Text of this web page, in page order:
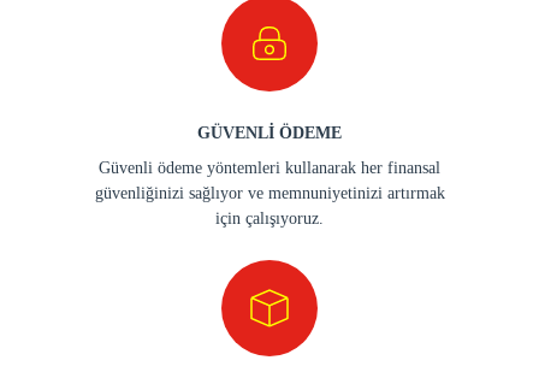
GÜVENLİ ÖDEME
Güvenli ödeme yöntemleri kullanarak her finansal
güvenliğinizi sağlıyor ve memnuniyetinizi artırmak
için çalışıyoruz.